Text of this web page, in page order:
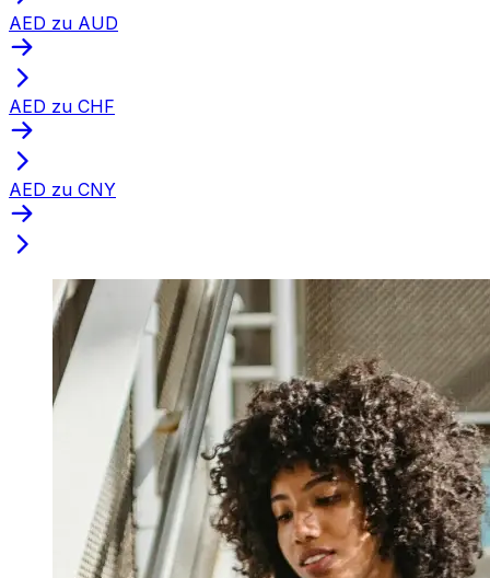
AED zu AUD
AED zu CHF
AED zu CNY